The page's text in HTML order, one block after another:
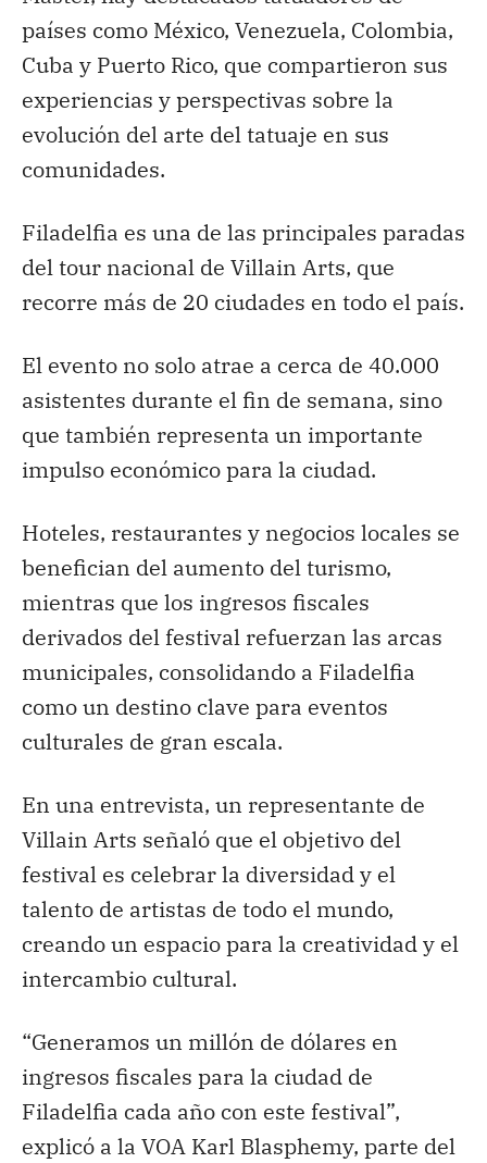
países como México, Venezuela, Colombia,
Cuba y Puerto Rico, que compartieron sus
experiencias y perspectivas sobre la
evolución del arte del tatuaje en sus
comunidades.
Filadelfia es una de las principales paradas
del tour nacional de Villain Arts, que
recorre más de 20 ciudades en todo el país.
El evento no solo atrae a cerca de 40.000
asistentes durante el fin de semana, sino
que también representa un importante
impulso económico para la ciudad.
Hoteles, restaurantes y negocios locales se
benefician del aumento del turismo,
mientras que los ingresos fiscales
derivados del festival refuerzan las arcas
municipales, consolidando a Filadelfia
como un destino clave para eventos
culturales de gran escala.
En una entrevista, un representante de
Villain Arts señaló que el objetivo del
festival es celebrar la diversidad y el
talento de artistas de todo el mundo,
creando un espacio para la creatividad y el
intercambio cultural.
“Generamos un millón de dólares en
ingresos fiscales para la ciudad de
Filadelfia cada año con este festival”,
explicó a la VOA Karl Blasphemy, parte del